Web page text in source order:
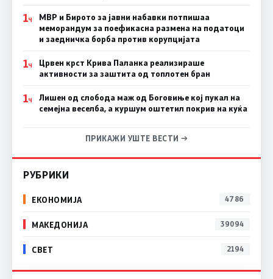
1Ч
МВР и Бирото за јавни набавки потпишаа
меморандум за поефикасна размена на податоци
и заедничка борба против корупцијата
1Ч
Црвен крст Крива Паланка реализираше
активности за заштита од топлотен бран
1Ч
Лишен од слобода маж од Боговиње кој пукал на
семејна веселба, а куршум оштетил покрив на куќа
ПРИКАЖИ УШТЕ ВЕСТИ →
РУБРИКИ
ЕКОНОМИЈА 4786
МАКЕДОНИЈА 39094
СВЕТ 2194